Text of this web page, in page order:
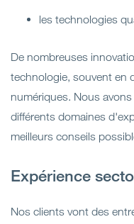
les technologies
De nombreuses
technologie, souvent en
numériques. Nous
différents domaines
meilleurs conseils
Expérience
Nos clients vont des